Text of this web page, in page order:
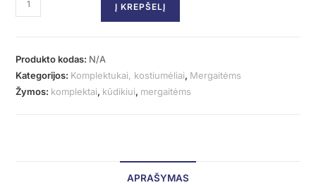
Į KREPŠELĮ
Produkto kodas: N/A
Kategorijos: Komplektukai, kostiumėliai, Mergaitėms
Žymos: komplektai, kūdikiui, mergaitėms
APRAŠYMAS